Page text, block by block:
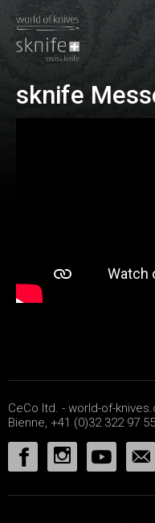
sknife
CeCo ltd. - world-of-
Bienne, +41 (0)32 322 97